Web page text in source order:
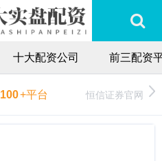
十大配资公司 前三配资
100+平台 恒信证券官网